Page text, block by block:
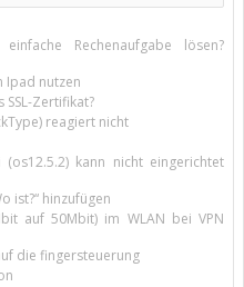
Rechenaufgabe lösen?
Ipad nutzen
Zertifikat?
reagiert nicht
kann nicht eingerichtet
ist?“ hinzufügen
auf 50Mbit) im WLAN bei VPN
die fingersteuerung